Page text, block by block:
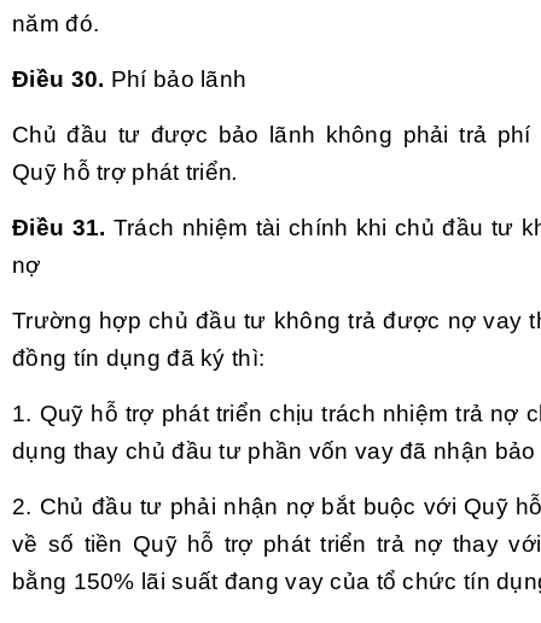
năm đó.
Điều 30. Phí bảo lãnh
Chủ đầu tư được bảo lãnh không phải trả phí
Quỹ hỗ trợ phát triển.
Điều 31. Trách nhiệm tài chính khi chủ đầu tư
nợ
Trường hợp chủ đầu tư không trả được nợ vay
đồng tín dụng đã ký thì:
1. Quỹ hỗ trợ phát triển chịu trách nhiệm trả nợ
dụng thay chủ đầu tư phần vốn vay đã nhận bảo
2. Chủ đầu tư phải nhận nợ bắt buộc với Quỹ
về số tiền Quỹ hỗ trợ phát triển trả nợ thay
bằng 150% lãi suất đang vay của tổ chức tín